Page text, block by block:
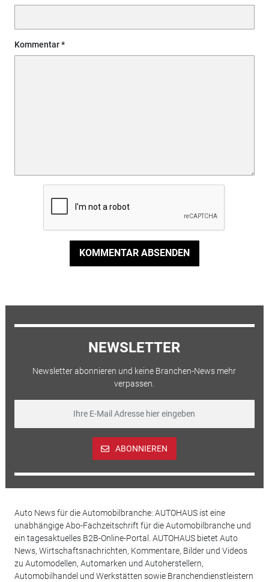
Kommentar
KOMMENTAR ABSENDEN
NEWSLETTER
Newsletter abonnieren und keine Branchen-News mehr
verpassen.
ABONNIEREN
Auto News für die Automobilbranche: AUTOHAUS ist eine
unabhängige Abo-Fachzeitschrift für die Automobilbranche und
ein tagesaktuelles B2B-Online-Portal. AUTOHAUS bietet Auto
News, Wirtschaftsnachrichten, Kommentare, Bilder und Videos
zu Automodellen, Automarken und Autoherstellern,
Automobilhandel und Werkstätten sowie Branchendienstleistern